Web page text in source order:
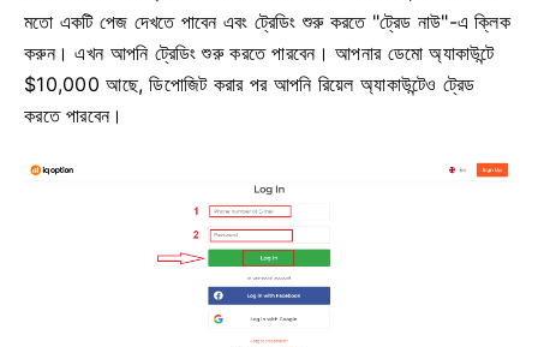
মতো একটি পেজ দেখতে পাবেন এবং ট্রেডিং শুরু করতে "ট্রেড নাউ"-এ ক্লিক
করুন।এখন আপনি ট্রেডিং শুরু করতে পারবেন। আপনার ডেমো অ্যাকাউন্টে
$10,000 আছে, ডিপোজিট করার পর আপনি রিয়েল অ্যাকাউন্টেও ট্রেড
করতে পারবেন।